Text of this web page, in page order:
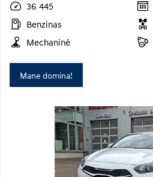
36 445
Benzinas
Mechaninė
Mane domina!